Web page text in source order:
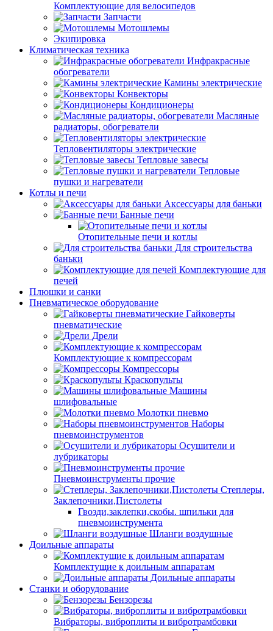
Комплектующие для велосипедов
Запчасти
Мотошлемы
Экипировка
Климатическая техника
Инфракрасные
обогреватели
Камины электрические
Конвекторы
Кондиционеры
Масляные
радиаторы, обогреватели
Тепловентиляторы электрические
Тепловые завесы
Тепловые
пушки и нагреватели
Котлы и печи
Аксессуары для баньки
Банные печи
Отопительные печи и котлы
Для строительства
баньки
Комплектующие для
печей
Плюшки и санки
Пневматическое оборудование
Гайковерты
пневматические
Дрели
Комплектующие к компрессорам
Компрессоры
Краскопульты
Машины
шлифовальные
Молотки пневмо
Наборы
пневмоинструментов
Осушители и
лубрикаторы
Пневмоинструменты прочие
Степлеры,
Заклепочники,Пистолеты
Гвозди,заклепки,скобы. шпильки для
пневмоинструмента
Шланги воздушные
Доильные аппараты
Комплектущие к доильным аппаратам
Доильные аппараты
Станки и оборудование
Бензорезы
Вибраторы, виброплиты и вибротрамбовки